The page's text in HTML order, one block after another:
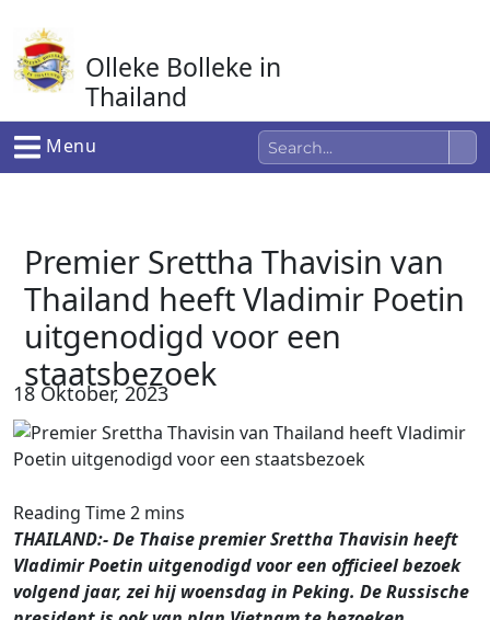
naar
de
inhoud
Olleke Bolleke in
Thailand
In Thailand
Menu
Premier Srettha Thavisin van
Thailand heeft Vladimir Poetin
uitgenodigd voor een
staatsbezoek
18 Oktober, 2023
THAILAND:- De Thaise premier Srettha Thavisin heeft
Vladimir Poetin uitgenodigd voor een officieel bezoek
volgend jaar, zei hij woensdag in Peking. De Russische